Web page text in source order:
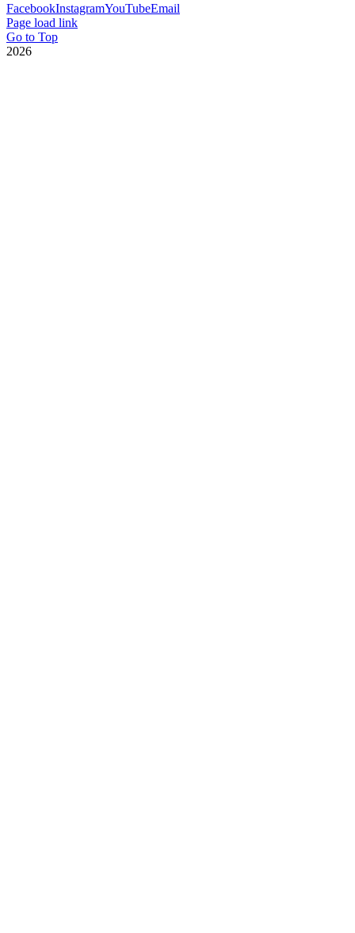
FacebookInstagramYouTubeEmail
Page load link
Go to Top
2026